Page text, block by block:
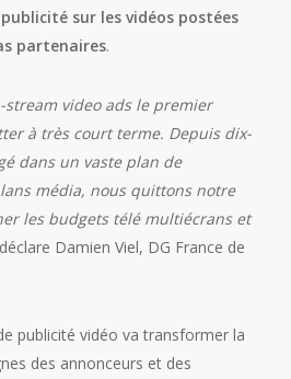
sur les vidéos postées
partenaires.
video ads le premier
à très court terme. Depuis dix-
dans un vaste plan de
média, nous quittons notre
les budgets télé multiécrans et
déclare Damien Viel, DG France de
publicité vidéo va transformer la
des annonceurs et des